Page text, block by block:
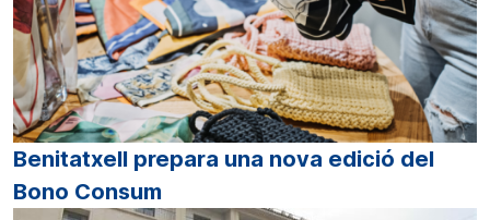
Benitatxell prepara una nova edició del
Bono Consum